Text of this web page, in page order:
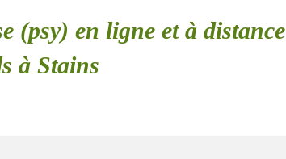
(psy) en ligne et à distance
à Stains